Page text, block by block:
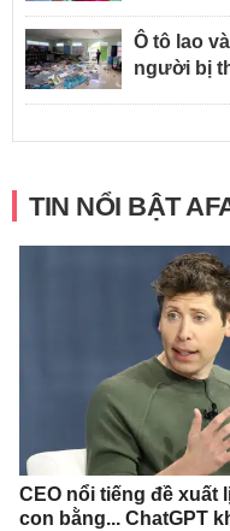
Ô tô lao
người bị
TIN NỔI BẬT
CEO nổi tiếng đề xuất
con bằng... ChatGPT